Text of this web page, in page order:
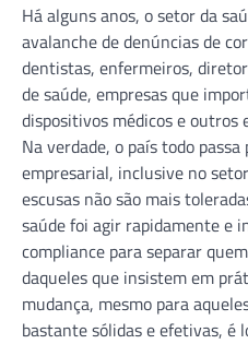
Há alguns anos, o setor da
avalanche de denúncias de
dentistas, enfermeiros,
de saúde, empresas que
dispositivos médicos e outros
Na verdade, o país todo
empresarial, inclusive no
escusas não são mais
saúde foi agir rapidamente e
compliance para separar
daqueles que insistem em
mudança, mesmo para
bastante sólidas e efetivas, é